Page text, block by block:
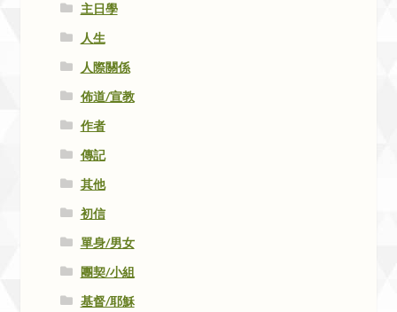
主日學
人生
人際關係
佈道/宣教
作者
傳記
其他
初信
單身/男女
團契/小組
基督/耶穌